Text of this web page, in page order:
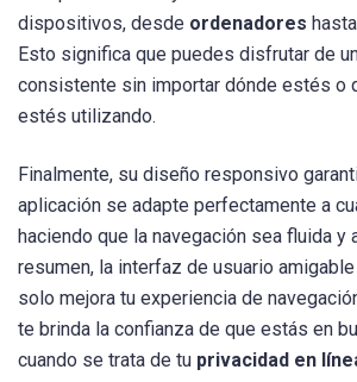
dispositivos, desde ordenadores hasta
Esto significa que puedes disfrutar de
consistente sin importar dónde estés o
estés utilizando.
Finalmente, su diseño responsivo
aplicación se adapte perfectamente a
haciendo que la navegación sea fluida y
resumen, la interfaz de usuario
solo mejora tu experiencia de
te brinda la confianza de que estás en
cuando se trata de tu privacidad en